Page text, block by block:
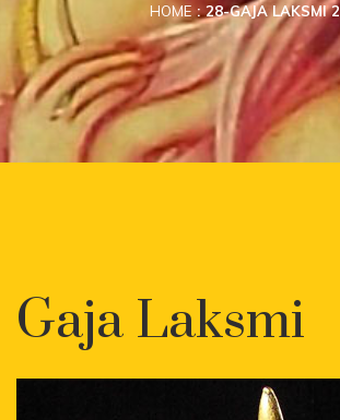
HOME 28-GAJA LAKSMI 2
Gaja Laksmi